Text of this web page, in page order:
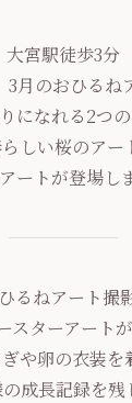
大宮駅徒歩3分
月のおひるね
になれる2つ
しい桜のアー
ートが登場し
るねアート撮
スターアートが
や卵の衣装を
成長記録を